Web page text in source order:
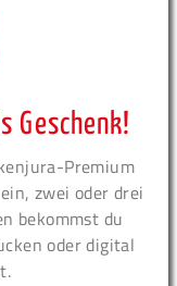
Geschenk!
Premium
zwei oder drei
bekommst du
oder digital